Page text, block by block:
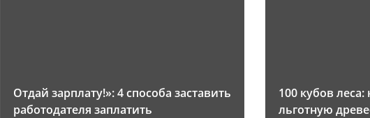
Отдай зарплату!»: 4 способа заставить
работодателя заплатить
100 кубов
льготную